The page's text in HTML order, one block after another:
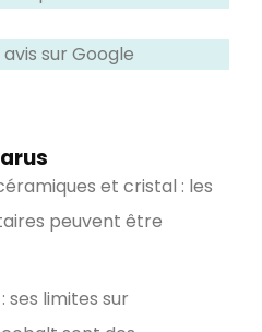
sur Google
et cristal : les
peuvent être
ses limites sur